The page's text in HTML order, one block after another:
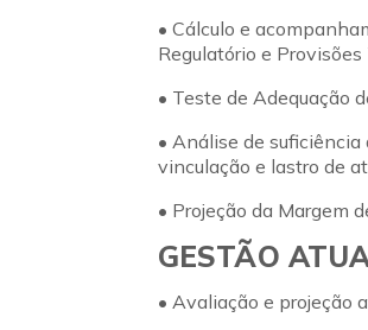
• Cálculo e
Regulatório e Provisões
• Teste de Adequação
• Análise de suficiência
vinculação e lastro de
• Projeção da Margem
GESTÃO
• Avaliação e projeção